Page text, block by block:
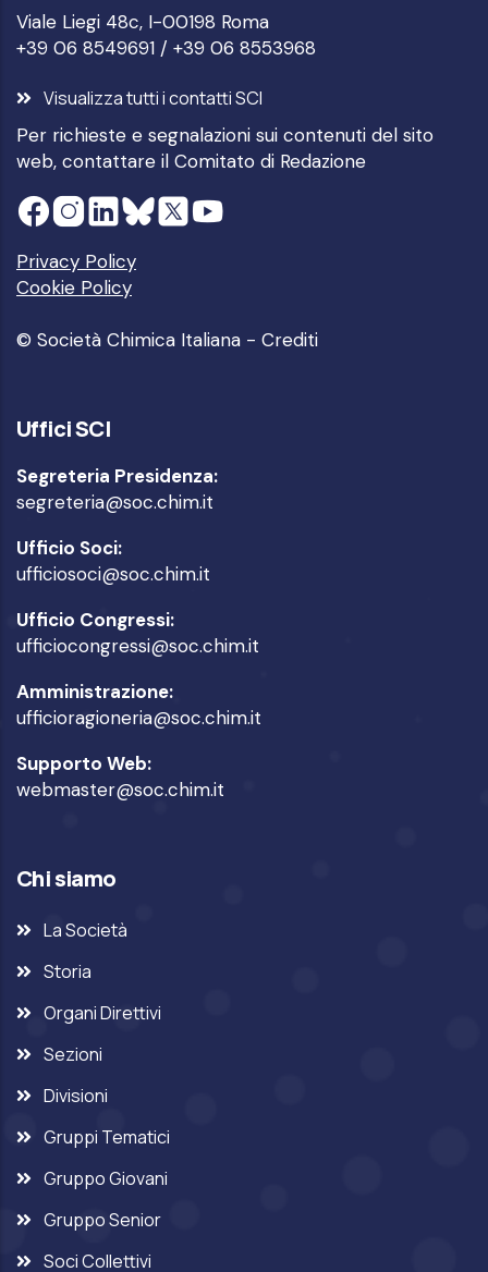
Viale Liegi 48c, I-00198 Roma
+39 06 8549691 / +39 06 8553968
Visualizza tutti i contatti SCI
Per richieste e segnalazioni sui contenuti del sito
web, contattare il Comitato di Redazione
Privacy Policy
Cookie Policy
© Società Chimica Italiana - Crediti
Uffici SCI
Segreteria Presidenza:
segreteria@soc.chim.it
Ufficio Soci:
ufficiosoci@soc.chim.it
Ufficio Congressi:
ufficiocongressi@soc.chim.it
Amministrazione:
ufficioragioneria@soc.chim.it
Supporto Web:
webmaster@soc.chim.it
Chi siamo
La Società
Storia
Organi Direttivi
Sezioni
Divisioni
Gruppi Tematici
Gruppo Giovani
Gruppo Senior
Soci Collettivi